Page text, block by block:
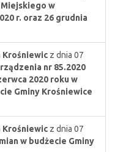
w
r. oraz 26 grudnia
Krośniewic z dnia 07
nr 85.2020
2020 roku w
Gminy Krośniewice
Krośniewic z dnia 07
w budżecie Gminy